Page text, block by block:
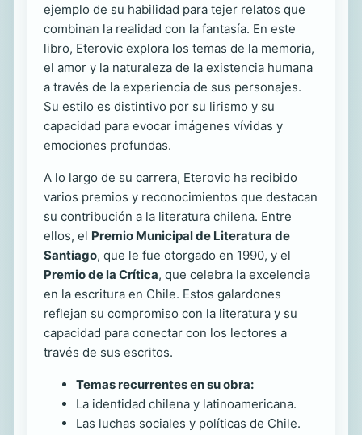
ejemplo de su habilidad para tejer relatos que
combinan la realidad con la fantasía. En este
libro, Eterovic explora los temas de la memoria,
el amor y la naturaleza de la existencia humana
a través de la experiencia de sus personajes.
Su estilo es distintivo por su lirismo y su
capacidad para evocar imágenes vívidas y
emociones profundas.
A lo largo de su carrera, Eterovic ha recibido
varios premios y reconocimientos que destacan
su contribución a la literatura chilena. Entre
ellos, el Premio Municipal de Literatura de
Santiago, que le fue otorgado en 1990, y el
Premio de la Crítica, que celebra la excelencia
en la escritura en Chile. Estos galardones
reflejan su compromiso con la literatura y su
capacidad para conectar con los lectores a
través de sus escritos.
Temas recurrentes en su obra:
La identidad chilena y latinoamericana.
Las luchas sociales y políticas de Chile.